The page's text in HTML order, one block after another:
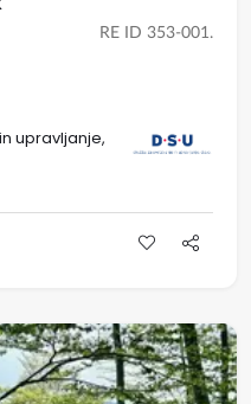
RE ID 353-001.
upravljanje,